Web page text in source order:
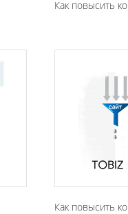
Как повысить
Как повысить